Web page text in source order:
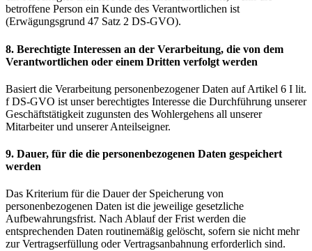
betroffene Person ein Kunde des Verantwortlichen ist
(Erwägungsgrund 47 Satz 2 DS-GVO).
8. Berechtigte Interessen an der Verarbeitung, die von dem
Verantwortlichen oder einem Dritten verfolgt werden
Basiert die Verarbeitung personenbezogener Daten auf Artikel 6 I lit.
f DS-GVO ist unser berechtigtes Interesse die Durchführung unserer
Geschäftstätigkeit zugunsten des Wohlergehens all unserer
Mitarbeiter und unserer Anteilseigner.
9. Dauer, für die die personenbezogenen Daten gespeichert
werden
Das Kriterium für die Dauer der Speicherung von
personenbezogenen Daten ist die jeweilige gesetzliche
Aufbewahrungsfrist. Nach Ablauf der Frist werden die
entsprechenden Daten routinemäßig gelöscht, sofern sie nicht mehr
zur Vertragserfüllung oder Vertragsanbahnung erforderlich sind.